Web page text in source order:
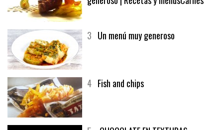
2El solomillo de buey y un vino